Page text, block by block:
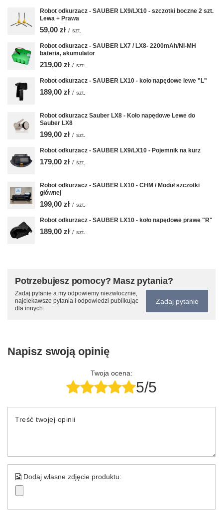
Robot odkurzacz - SAUBER LX9/LX10 - szczotki boczne 2 szt.
Lewa + Prawa
59,00 zł / szt.
Robot odkurzacz - SAUBER LX7 / LX8- 2200mAh/Ni-MH
bateria, akumulator
219,00 zł / szt.
Robot odkurzacz - SAUBER LX10 - koło napędowe lewe "L"
189,00 zł / szt.
Robot odkurzacz Sauber LX8 - Koło napędowe Lewe do
Sauber LX8
199,00 zł / szt.
Robot odkurzacz - SAUBER LX9/LX10 - Pojemnik na kurz
179,00 zł / szt.
Robot odkurzacz - SAUBER LX10 - CHM / Moduł szczotki
głównej
199,00 zł / szt.
Robot odkurzacz - SAUBER LX10 - koło napędowe prawe "R"
189,00 zł / szt.
Potrzebujesz pomocy? Masz pytania?
Zadaj pytanie a my odpowiemy niezwłocznie,
najciekawsze pytania i odpowiedzi publikując
dla innych.
Zadaj pytanie
Napisz swoją opinię
Twoja ocena:
5/5
Treść twojej opinii
Dodaj własne zdjęcie produktu: